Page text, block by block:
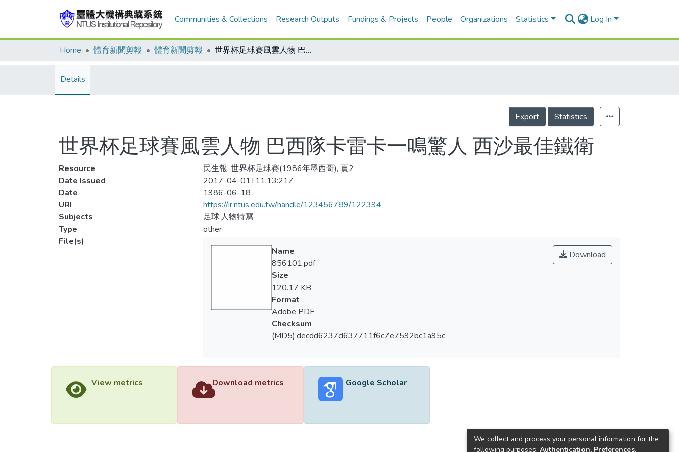
Communities & Collections Research Outputs Fundings & Projects People Organizations Statistics Log In
Home 體育新聞剪報 體育新聞剪報 世界杯足球賽風雲人物 巴西隊卡雷卡一鳴驚人 西沙最佳鐵衛
Details
Export Statistics
世界杯足球賽風雲人物 巴西隊卡雷卡一鳴驚人 西沙最佳鐵衛
Resource
民生報, 世界杯足球賽(1986年墨西哥), 頁2
Date Issued
2017-04-01T11:13:21Z
Date
1986-06-18
URI
https://ir.ntus.edu.tw/handle/123456789/122394
Subjects
足球;人物特寫
Type
other
File(s)
Download
Name
856101.pdf
Size
120.17 KB
Format
Adobe PDF
Checksum
(MD5):decdd6237d637711f6c7e7592bc1a95c
View metrics Download metrics Google Scholar
We collect and process your personal information for the
following purposes: Authentication, Preferences,